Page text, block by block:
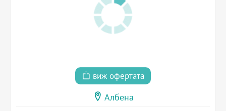
виж офертата
Албена